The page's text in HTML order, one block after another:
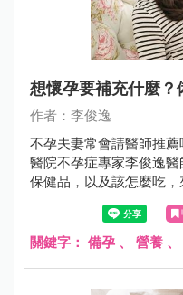
想懷孕要補充什麼
作者：李俊逸
不孕夫妻常會請醫師推
醫院不孕症專家李俊逸
保健品，以及該怎麼吃，
關鍵字： 備孕 、 營養 、